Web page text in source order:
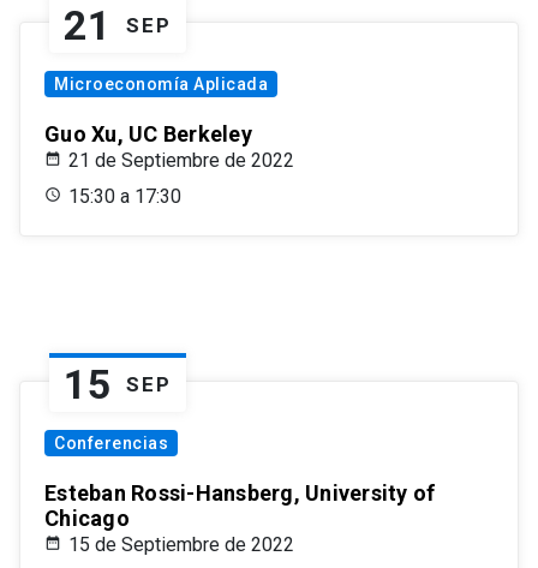
21 SEP
Microeconomía Aplicada
Guo Xu, UC Berkeley
21 de Septiembre de 2022
15:30 a 17:30
15 SEP
Conferencias
Esteban Rossi-Hansberg, University of
Chicago
15 de Septiembre de 2022